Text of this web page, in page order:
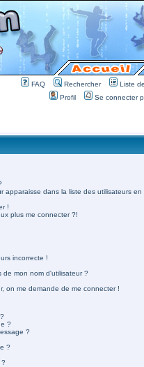
FAQ Rechercher
Liste
Profil
Se connecter
apparaisse dans la liste des utilisateurs en
!
plus me connecter ?!
incorrecte !
de mon nom d'utilisateur ?
on me demande de me connecter !
?
?
?